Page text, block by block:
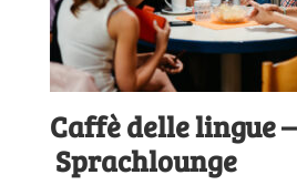
Caffè delle lingue –
Sprachlounge